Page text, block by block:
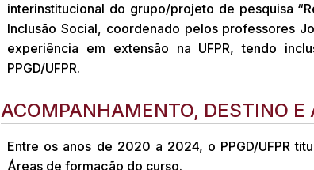
interinstitucional do grupo/projeto de pesquisa
Inclusão Social, coordenado pelos professores
experiência em extensão na UFPR, tendo
PPGD/UFPR.
ACOMPANHAMENTO, DESTINO E
Entre os anos de 2020 a 2024, o PPGD/UFPR
Áreas de formação do curso.